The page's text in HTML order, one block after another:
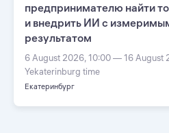
предпринимателю найти
и внедрить ИИ с
результатом
6 August 2026, 10:00 — 16 August
Yekaterinburg time
Екатеринбург